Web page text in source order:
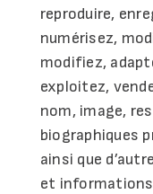
reproduire,
numérisez,
modifiez,
exploitez,
nom, image,
biographiques
ainsi que
et informations